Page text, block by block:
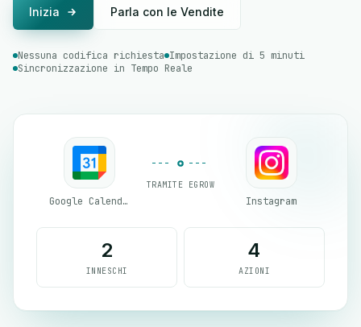
Inizia Parla con le Vendite
Nessuna codifica richiesta Impostazione di 5 minuti
Sincronizzazione in Tempo Reale
Google Calendar
TRAMITE EGROW
Instagram
2
INNESCHI
4
AZIONI